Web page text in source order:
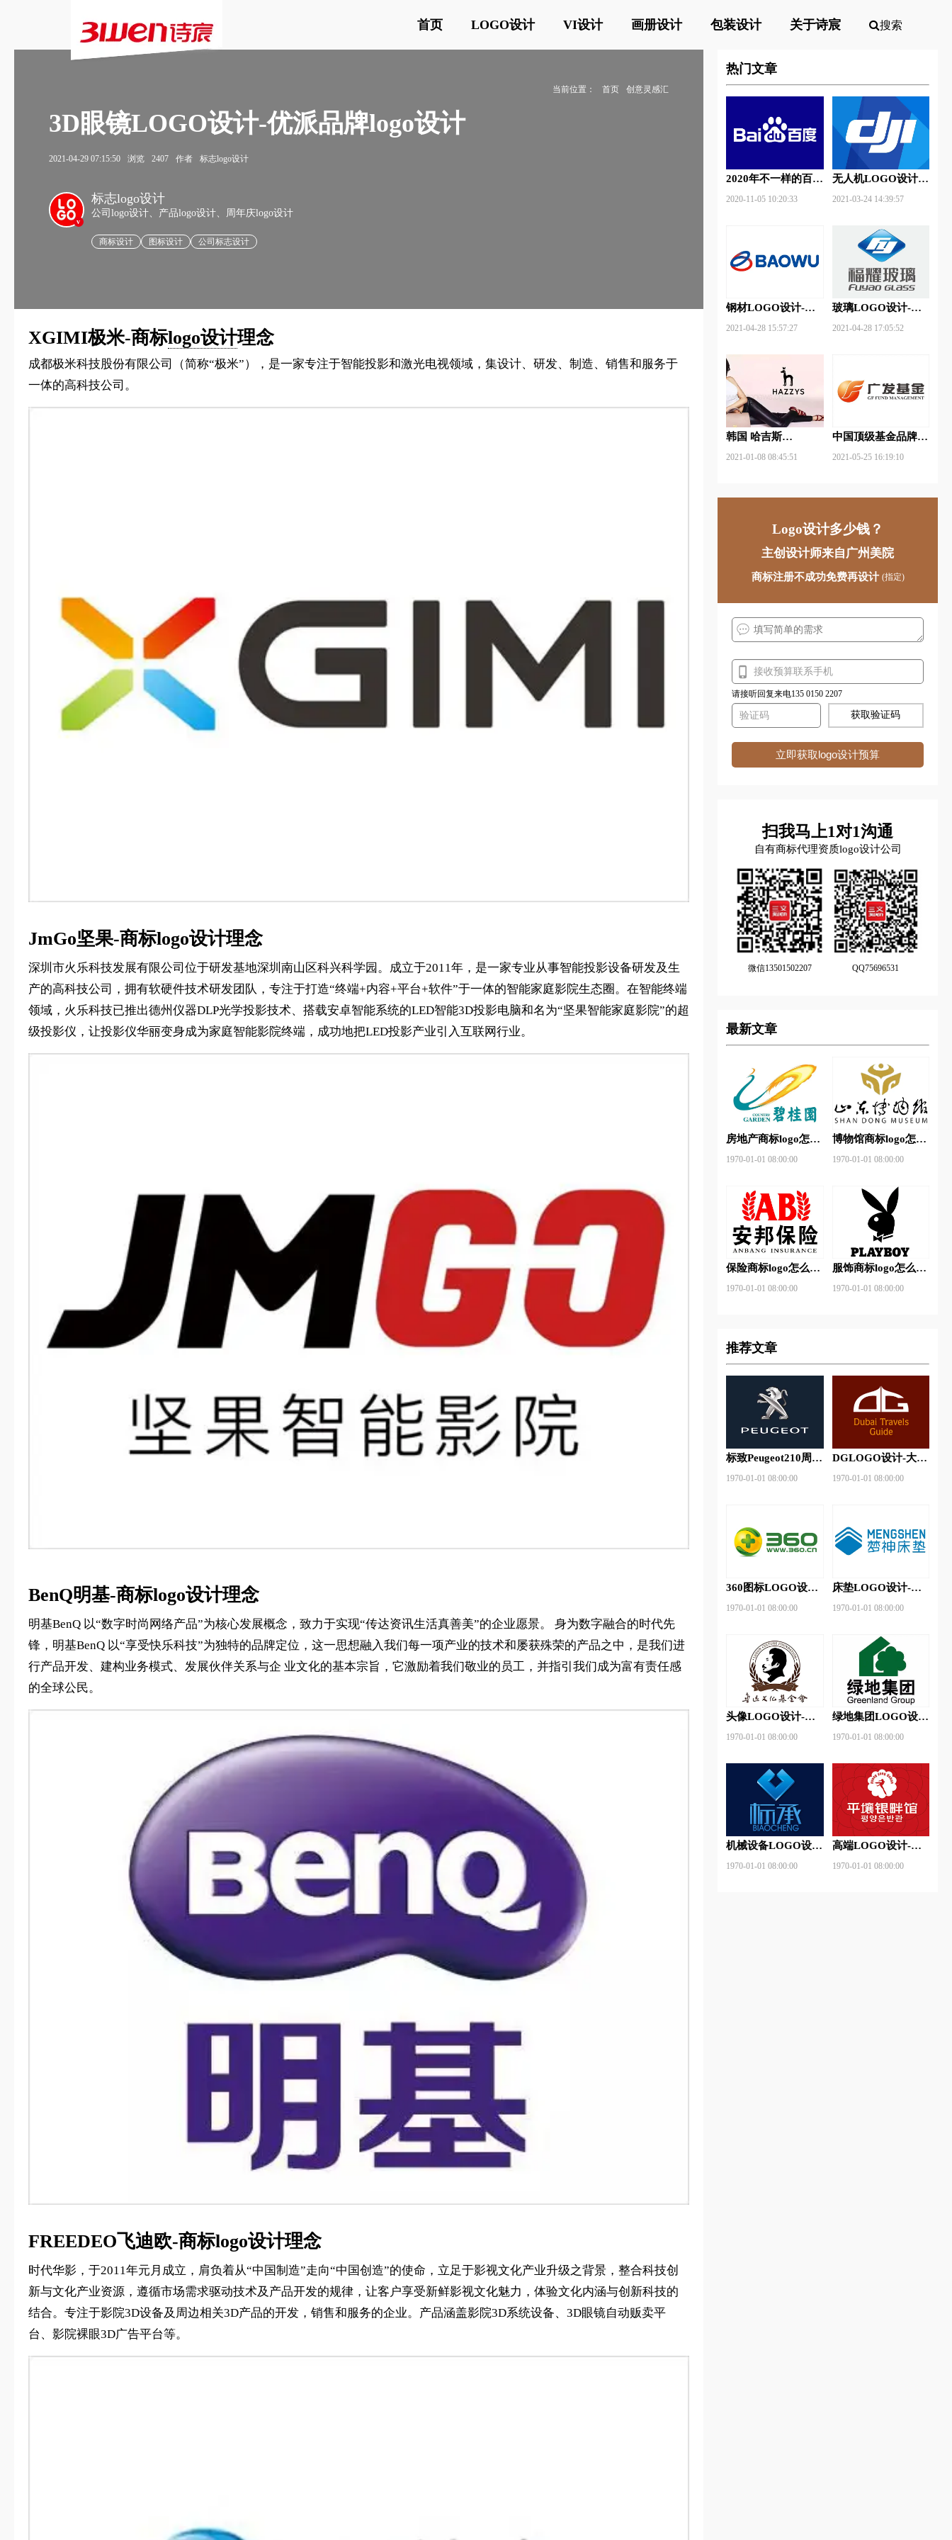
首页 LOGO设计 VI设计 画册设计 包装设计 关于诗宸 搜索
当前位置： 首页 创意灵感汇
3D眼镜LOGO设计-优派品牌logo设计
2021-04-29 07:15:50 浏览 2407 作者 标志logo设计
v
标志logo设计
公司logo设计、产品logo设计、周年庆logo设计
商标设计 图标设计 公司标志设计
XGIMI极米-商标logo设计理念
成都极米科技股份有限公司（简称“极米”），是一家专注于智能投影和激光电视领域，集设计、研发、制造、销售和服务于
一体的高科技公司。
JmGo坚果-商标logo设计理念
深圳市火乐科技发展有限公司位于研发基地深圳南山区科兴科学园。成立于2011年，是一家专业从事智能投影设备研发及生
产的高科技公司，拥有软硬件技术研发团队，专注于打造“终端+内容+平台+软件”于一体的智能家庭影院生态圈。在智能终端
领域，火乐科技已推出德州仪器DLP光学投影技术、搭载安卓智能系统的LED智能3D投影电脑和名为“坚果智能家庭影院”的超
级投影仪，让投影仪华丽变身成为家庭智能影院终端，成功地把LED投影产业引入互联网行业。
BenQ明基-商标logo设计理念
明基BenQ 以“数字时尚网络产品”为核心发展概念，致力于实现“传达资讯生活真善美”的企业愿景。 身为数字融合的时代先
锋，明基BenQ 以“享受快乐科技”为独特的品牌定位，这一思想融入我们每一项产业的技术和屡获殊荣的产品之中，是我们进
行产品开发、建构业务模式、发展伙伴关系与企 业文化的基本宗旨，它激励着我们敬业的员工，并指引我们成为富有责任感
的全球公民。
FREEDEO飞迪欧-商标logo设计理念
时代华影，于2011年元月成立，肩负着从“中国制造”走向“中国创造”的使命，立足于影视文化产业升级之背景，整合科技创
新与文化产业资源，遵循市场需求驱动技术及产品开发的规律，让客户享受新鲜影视文化魅力，体验文化内涵与创新科技的
结合。专注于影院3D设备及周边相关3D产品的开发，销售和服务的企业。产品涵盖影院3D系统设备、3D眼镜自动贩卖平
台、影院裸眼3D广告平台等。
热门文章
2020年不一样的百度
2020-11-05 10:20:33
无人机LOGO设计-
计
2021-03-24 14:39:57
钢材LOGO设计-宝
2021-04-28 15:57:27
玻璃LOGO设计-
logo设计
2021-04-28 17:05:52
韩国 哈吉斯
更新LOGO
2021-01-08 08:45:51
中国顶级基金品牌
领先品牌
2021-05-25 16:19:10
Logo设计多少钱？
主创设计师来自广州美院
商标注册不成功免费再设计 (指定)
请接听回复来电135 0150 2207
获取验证码
立即获取logo设计预算
扫我马上1对1沟通
自有商标代理资质logo设计公司
微信13501502207 QQ75696531
最新文章
房地产商标logo怎么
地品牌logo设计
1970-01-01 08:00:00
博物馆商标logo怎么
首都博物馆品牌logo
1970-01-01 08:00:00
保险商标logo怎么
保险品牌logo设计
1970-01-01 08:00:00
服饰商标logo怎么
品牌logo设计
1970-01-01 08:00:00
推荐文章
标致Peugeot210周年
1970-01-01 08:00:00
DGLOGO设计-大观
1970-01-01 08:00:00
360图标LOGO设计-
logo设计
1970-01-01 08:00:00
床垫LOGO设计-梦
1970-01-01 08:00:00
头像LOGO设计-鲁
计
1970-01-01 08:00:00
绿地集团LOGO设
logo设计
1970-01-01 08:00:00
机械设备LOGO设
logo设计
1970-01-01 08:00:00
高端LOGO设计-平
计
1970-01-01 08:00:00